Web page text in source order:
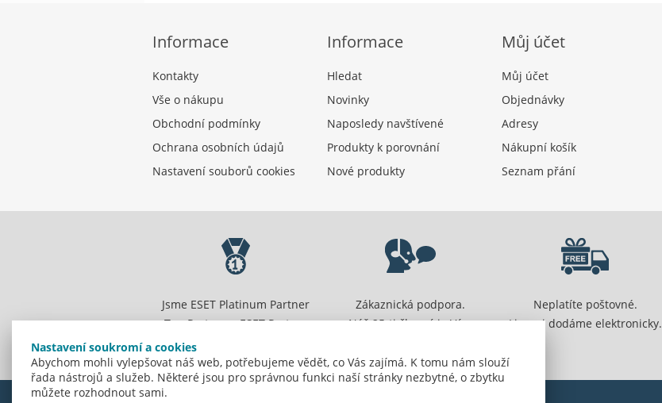
Nastavení soukromí a cookies
Abychom mohli vylepšovat náš web, potřebujeme vědět, co Vás zajímá. K tomu nám slouží
řada nástrojů a služeb. Některé jsou pro správnou funkci naší stránky nezbytné, o zbytku
můžete rozhodnout sami.
Informace
Kontakty
Vše o nákupu
Obchodní podmínky
Ochrana osobních údajů
Nastavení souborů cookies
Informace
Hledat
Novinky
Naposledy navštívené
Produkty k porovnání
Nové produkty
Můj účet
Můj účet
Objednávky
Adresy
Nákupní košík
Seznam přání
Jsme ESET Platinum Partner
Top Partner a ESET Partner
Zákaznická podpora.
Náš 25-ti členný je Vám
Neplatíte poštovné.
Licenci dodáme elektronicky.